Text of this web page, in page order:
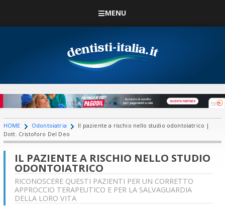
MENU
HOME Odontoiatria
Il paziente a rischio nello studio odontoiatrico |
Dott. Cristoforo Del Deo
IL PAZIENTE A RISCHIO NELLO STUDIO
ODONTOIATRICO
RICONOSCERE QUESTI PAZIENTI PER UN CORRETTO
APPROCCIO TERAPEUTICO E PER LA SALVAGUARDIA
DELLA LORO VITA